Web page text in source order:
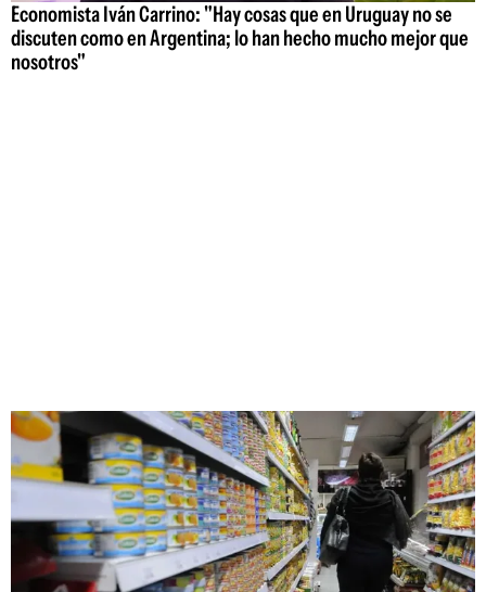
Economista Iván Carrino: "Hay cosas que en Uruguay no se
discuten como en Argentina; lo han hecho mucho mejor que
nosotros"